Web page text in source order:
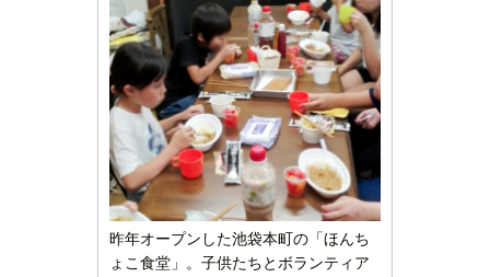
昨年オープンした池袋本町の「ほんち
ょこ食堂」。子供たちとボランティア